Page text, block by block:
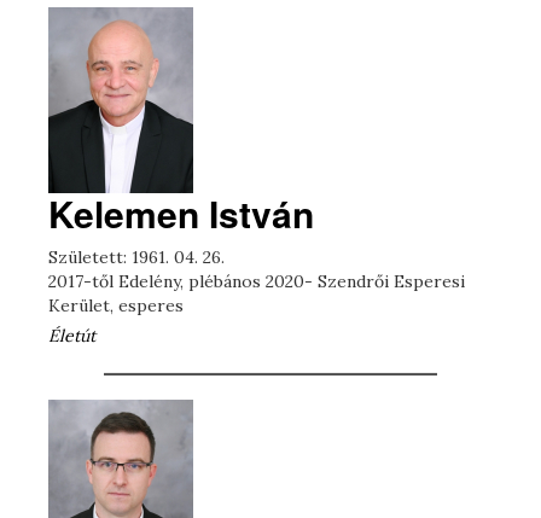
Kelemen István
Született: 1961. 04. 26.
2017-től Edelény, plébános 2020- Szendrői Esperesi
Kerület, esperes
Életút